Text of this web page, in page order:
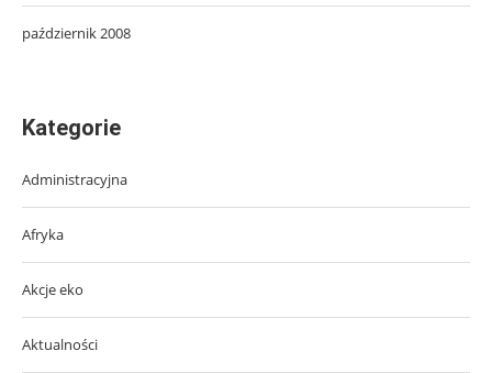
październik 2008
Kategorie
Administracyjna
Afryka
Akcje eko
Aktualności